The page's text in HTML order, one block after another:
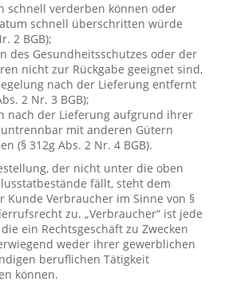
schnell verderben können oder
schnell überschritten würde
2 BGB);
des Gesundheitsschutzes oder der
nicht zur Rückgabe geeignet sind,
nach der Lieferung entfernt
2 Nr. 3 BGB);
nach der Lieferung aufgrund ihrer
mit anderen Gütern
(§ 312g Abs. 2 Nr. 4 BGB).
der nicht unter die oben
fällt, steht dem
Kunde Verbraucher im Sinne von §
zu. „Verbraucher“ ist jede
ein Rechtsgeschäft zu Zwecken
weder ihrer gewerblichen
beruflichen Tätigkeit
können.